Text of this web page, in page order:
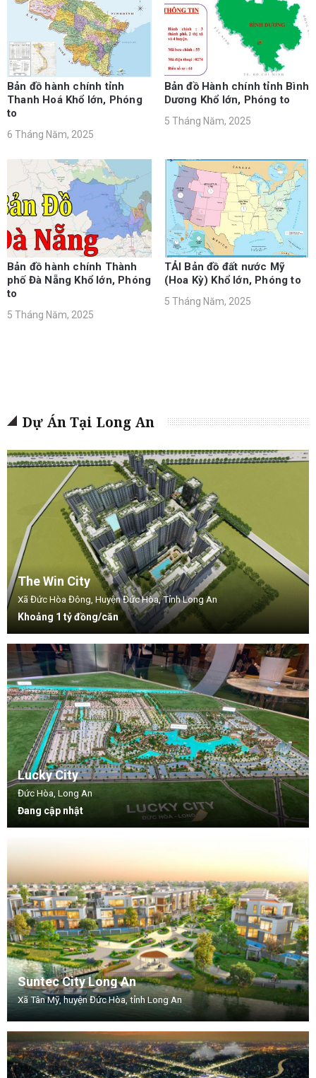
Bản đồ hành chính tỉnh
Thanh Hoá Khổ lớn, Phóng
to
6 Tháng Năm, 2025
Bản đồ Hành chính tỉnh Bình
Dương Khổ lớn, Phóng to
5 Tháng Năm, 2025
Bản đồ hành chính Thành
phố Đà Nẵng Khổ lớn, Phóng
to
5 Tháng Năm, 2025
TẢI Bản đồ đất nước Mỹ
(Hoa Kỳ) Khổ lớn, Phóng to
5 Tháng Năm, 2025
Dự Án Tại Long An
The Win City
Xã Đức Hòa Đông, Huyện Đức Hòa, Tỉnh Long An
Khoảng 1 tỷ đồng/căn
Lucky City
Đức Hòa, Long An
Đang cập nhật
Suntec City Long An
Xã Tân Mỹ, huyện Đức Hòa, tỉnh Long An